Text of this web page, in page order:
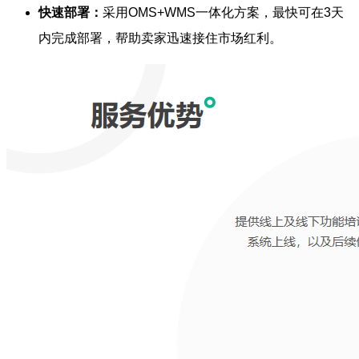
快速部署： 采用OMS+WMS一体化方案，最快可在3天
内完成部署，帮助卖家迅速接住市场红利。